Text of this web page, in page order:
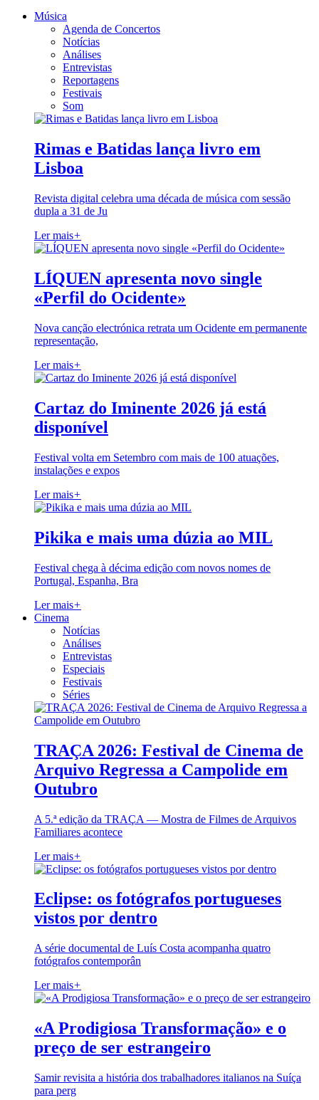
Música
Agenda de Concertos
Notícias
Análises
Entrevistas
Reportagens
Festivais
Som
Rimas e Batidas lança livro em
Lisboa
Revista digital celebra uma década de música com sessão
dupla a 31 de Ju
Ler mais+
LÍQUEN apresenta novo single
«Perfil do Ocidente»
Nova canção electrónica retrata um Ocidente em permanente
representação,
Ler mais+
Cartaz do Iminente 2026 já está
disponível
Festival volta em Setembro com mais de 100 atuações,
instalações e expos
Ler mais+
Pikika e mais uma dúzia ao MIL
Festival chega à décima edição com novos nomes de
Portugal, Espanha, Bra
Ler mais+
Cinema
Notícias
Análises
Entrevistas
Especiais
Festivais
Séries
TRAÇA 2026: Festival de Cinema de
Arquivo Regressa a Campolide em
Outubro
A 5.ª edição da TRAÇA — Mostra de Filmes de Arquivos
Familiares acontece
Ler mais+
Eclipse: os fotógrafos portugueses
vistos por dentro
A série documental de Luís Costa acompanha quatro
fotógrafos contemporân
Ler mais+
«A Prodigiosa Transformação» e o
preço de ser estrangeiro
Samir revisita a história dos trabalhadores italianos na Suíça
para perg